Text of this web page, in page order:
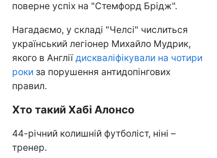
поверне успіх на "Стемфорд Брідж".
Нагадаємо, у складі "Челсі" числиться
український легіонер Михайло Мудрик,
якого в Англіїдискваліфікували на чотири
роки за порушення антидопінгових
правил.
Хто такий Хабі Алонсо
44-річний колишній футболіст, ніні –
тренер.